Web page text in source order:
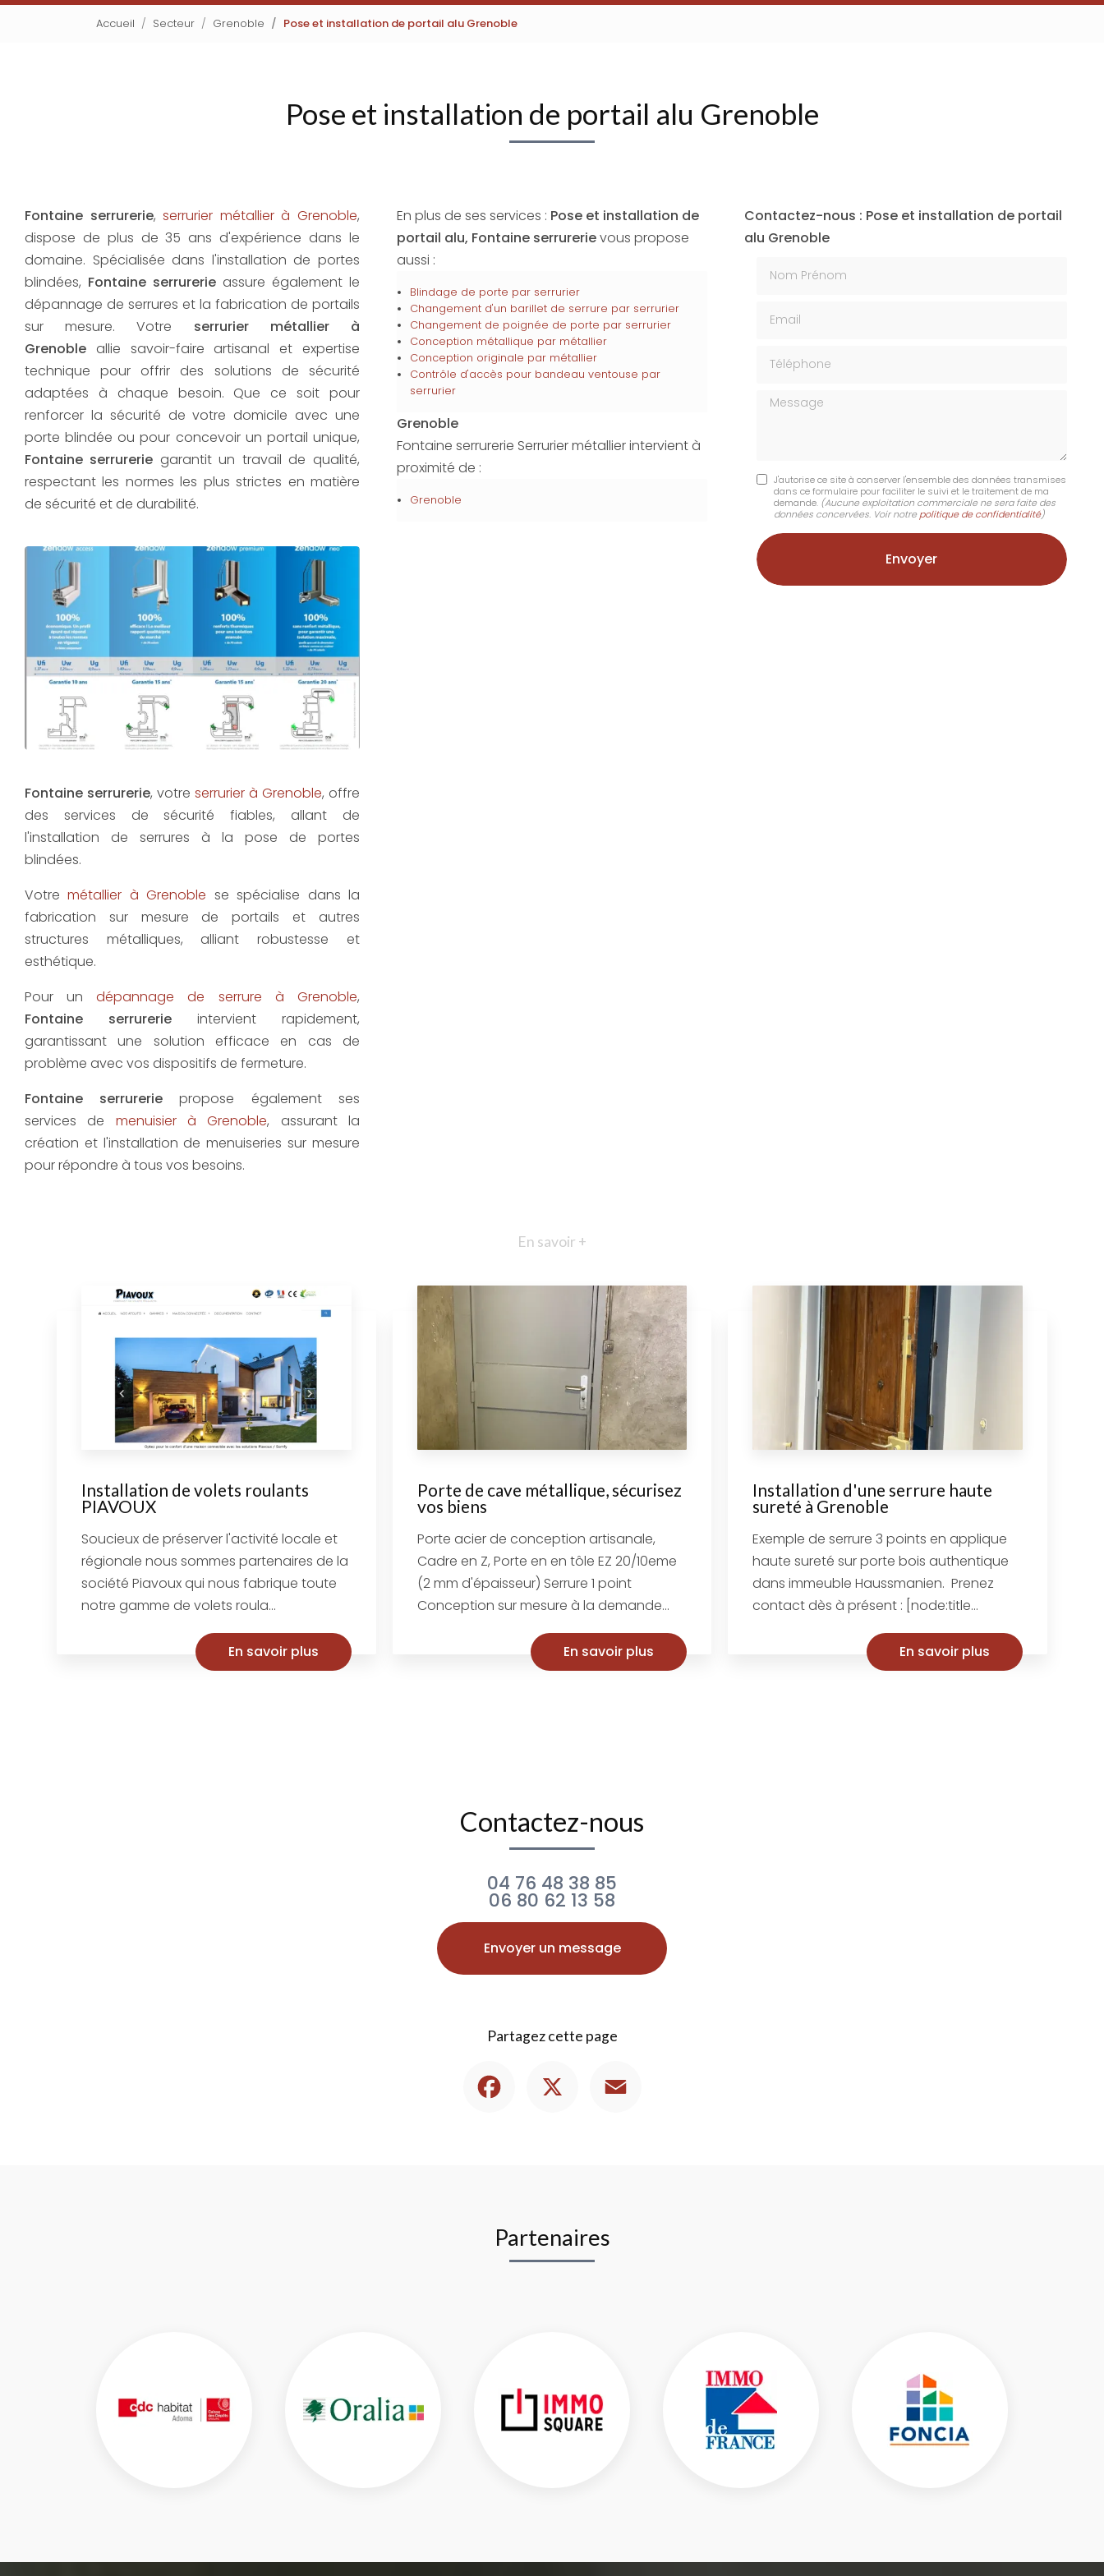
Accueil Secteur Grenoble Pose et installation de portail alu Grenoble
Pose et installation de portail alu Grenoble
Fontaine serrurerie,serrurier métallier à Grenoble,
dispose de plus de 35 ans d'expérience dans le
domaine. Spécialisée dans l'installation de portes
blindées, Fontaine serrurerie assure également le
dépannage de serrures et la fabrication de portails
sur mesure. Votre serrurier métallier à
Grenoble allie savoir-faire artisanal et expertise
technique pour offrir des solutions de sécurité
adaptées à chaque besoin. Que ce soit pour
renforcer la sécurité de votre domicile avec une
porte blindée ou pour concevoir un portail unique,
Fontaine serrurerie garantit un travail de qualité,
respectant les normes les plus strictes en matière
de sécurité et de durabilité.
Fontaine serrurerie, votre serrurier à Grenoble, offre
des services de sécurité fiables, allant de
l'installation de serrures à la pose de portes
blindées.
Votremétallier à Grenoble se spécialise dans la
fabrication sur mesure de portails et autres
structures métalliques, alliant robustesse et
esthétique.
Pour undépannage de serrure à Grenoble,
Fontaine serrurerie intervient rapidement,
garantissant une solution efficace en cas de
problème avec vos dispositifs de fermeture.
Fontaine serrurerie propose également ses
services de menuisier à Grenoble, assurant la
création et l'installation de menuiseries sur mesure
pour répondre à tous vos besoins.
En plus de ses services : Pose et installation de
portail alu, Fontaine serrurerievous propose
aussi :
Blindage de porte par serrurier
Changement d'un barillet de serrure par serrurier
Changement de poignée de porte par serrurier
Conception métallique par métallier
Conception originale par métallier
Contrôle d'accès pour bandeau ventouse par
serrurier
Grenoble
Fontaine serrurerie Serrurier métallier intervient à
proximité de :
Grenoble
Contactez-nous : Pose et installation de portail
alu Grenoble
Nom Prénom
Email
Téléphone
Message
J'autorise ce site à conserver l'ensemble des données transmises
dans ce formulaire pour faciliter le suivi et le traitement de ma
demande. (Aucune exploitation commerciale ne sera faite des
données concervées. Voir notre politique de confidentialité)
En savoir +
Installation de volets roulants
PIAVOUX
Soucieux de préserver l'activité locale et
régionale nous sommes partenaires de la
société Piavoux qui nous fabrique toute
notre gamme de volets roula...
En savoir plus
Porte de cave métallique, sécurisez
vos biens
Porte acier de conception artisanale,
Cadre en Z, Porte en en tôle EZ 20/10eme
(2 mm d'épaisseur) Serrure 1 point
Conception sur mesure à la demande...
En savoir plus
Installation d'une serrure haute
sureté à Grenoble
Exemple de serrure 3 points en applique
haute sureté sur porte bois authentique
dans immeuble Haussmanien. Prenez
contact dès à présent : [node:title...
En savoir plus
Contactez-nous
04 76 48 38 85
06 80 62 13 58
Envoyer un message
Partagez cette page
Partenaires